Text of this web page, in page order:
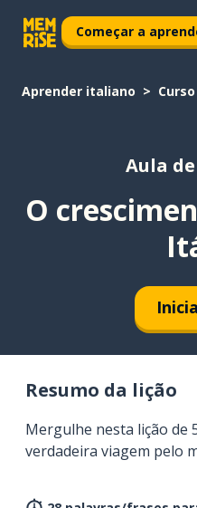
Começar a
Aprender italiano
Aula
O
Resumo da lição
Mergulhe nesta lição de
verdadeira viagem pelo